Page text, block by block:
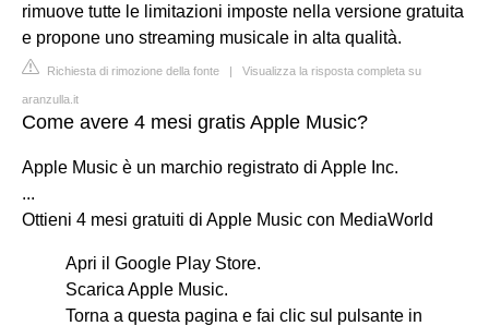
rimuove tutte le limitazioni imposte nella versione gratuita
e propone uno streaming musicale in alta qualità.
Richiesta di rimozione della fonte | Visualizza la risposta completa su
aranzulla.it
Come avere 4 mesi gratis Apple Music?
Apple Music è un marchio registrato di Apple Inc.
...
Ottieni 4 mesi gratuiti di Apple Music con MediaWorld
Apri il Google Play Store.
Scarica Apple Music.
Torna a questa pagina e fai clic sul pulsante in